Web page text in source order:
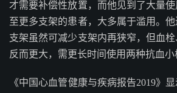
才需要补偿性放置，而他见到了大量
至更多支架的患者，大多属于滥用。
支架虽然可减少支架内再狭窄，但血
反而更大，需更长时间使用两种抗血小
《中国心血管健康与疾病报告2019》